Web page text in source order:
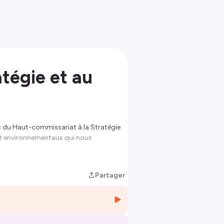
et au
du Haut-commissariat à la Stratégie
environnementaux qui nous
avec vous les principaux résultats
toutes vos applications de podcast
épisode.
Partager